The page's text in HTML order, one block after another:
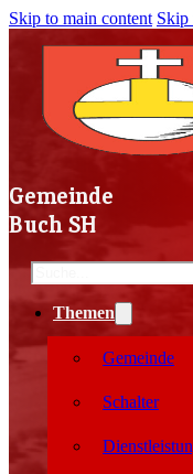
Skip to main content Skip
Gemeinde
Buch SH
Search
Themen
Gemeinde
Schalter